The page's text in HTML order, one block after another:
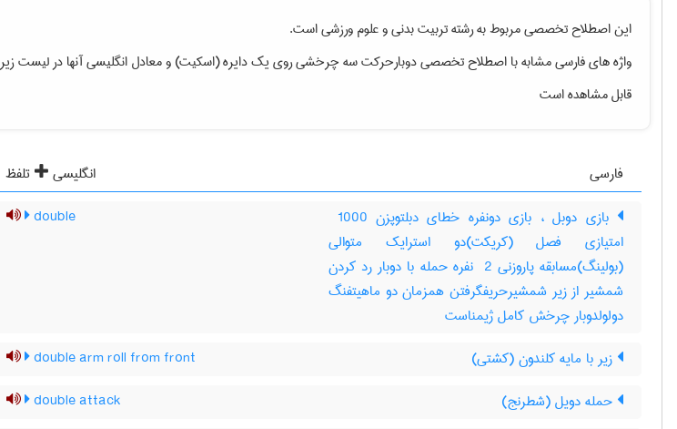
این اصطلاح تخصصی مربوط به رشتهتربيت بدنی و علوم ورزشیاست.
واژه های فارسی مشابه با اصطلاح تخصصیدوبارحرکت سه چرخشی روی یک دایره (اسکیت)و معادل انگلیسی آنها در لیست زیر
قابل مشاهده است
فارسی انگلیسی
تلفظ
بازی دوبل ، بازی دونفره خطای دبلتوپزن ‎ 1000
امتیازی فصل (کریکت)دو استرایک متوالی
(بولینگ)مسابقه پاروزنی ‎ 2 نفره حمله با دوبار رد کردن
شمشیر از زیر شمشیرحریفگرفتن همزمان دو ماهیتفنگ
دولولدوبار چرخش کامل ژیمناست
double
زیر با مایه کلندون (کشتی) double arm roll from front
حمله دویل (شطرنج) double attack